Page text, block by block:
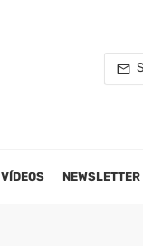
VÍDEOS NEWSLETTER